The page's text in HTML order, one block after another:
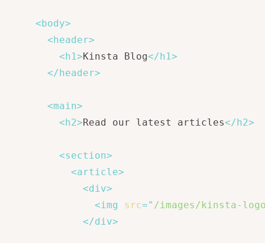
<body>
<header>
<h1 >Kinsta Blog</h1 >
</header>
<main>
<h2>Read our latest articles</h2>
<section>
<article>
<div>
<img src=" /images/kinsta-
</div>